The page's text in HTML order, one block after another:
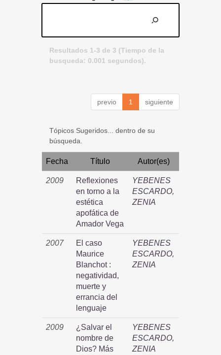
Resultados 1-3 de 3 (Tiempo de la
busqueda: 0.001 segundos).
previo 1 siguiente
Tópicos Sugeridos... dentro de su
búsqueda.
Fecha Título Autor(es)
2009
Reflexiones
en torno a la
estética
apofática de
Amador Vega
YEBENES
ESCARDO,
ZENIA
2007
El caso
Maurice
Blanchot :
negatividad,
muerte y
errancia del
lenguaje
YEBENES
ESCARDO,
ZENIA
2009
¿Salvar el
nombre de
Dios? Más
YEBENES
ESCARDO,
ZENIA